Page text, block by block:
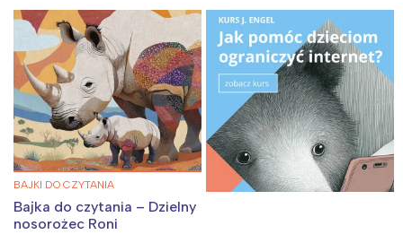
BAJKI DO CZYTANIA
Bajka do czytania – Dzielny
nosorożec Roni